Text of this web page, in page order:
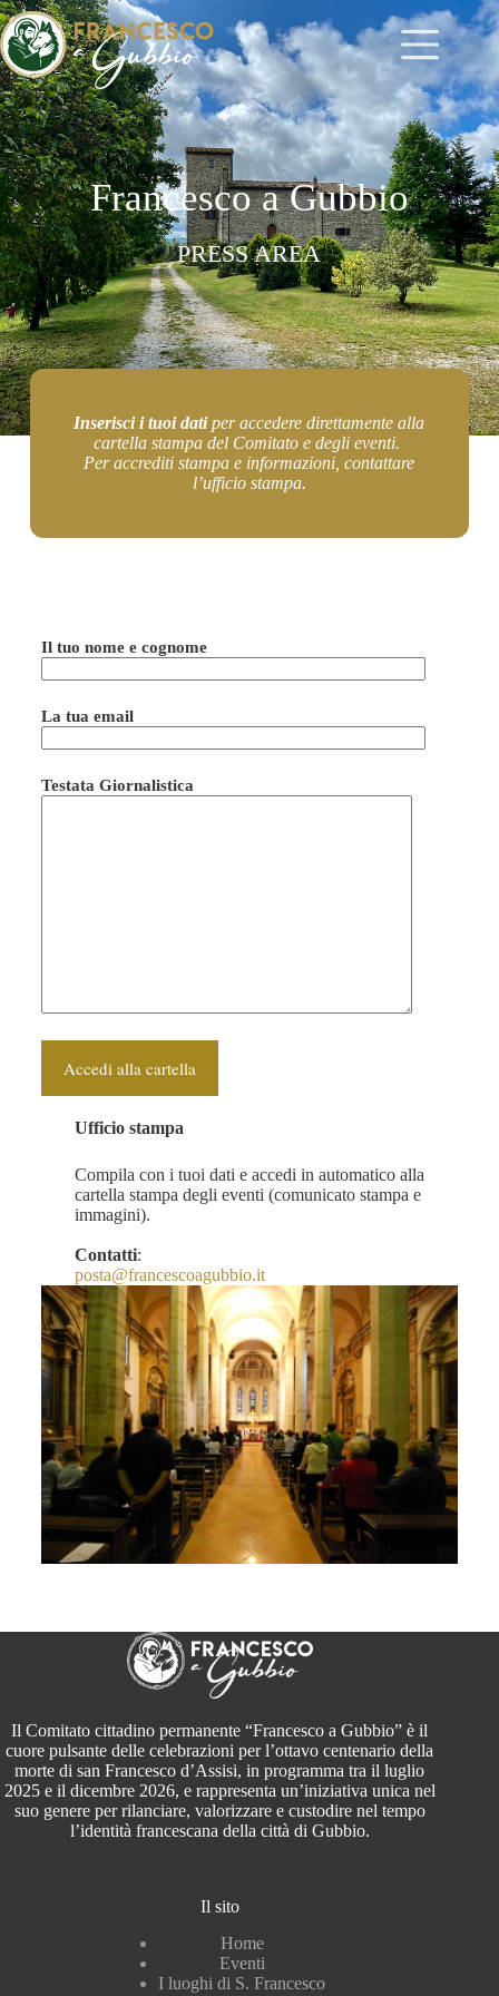
Francesco a Gubbio
PRESS AREA
Inserisci i tuoi datiper accedere direttamente alla
cartella stampa del Comitato e degli eventi.
Per accrediti stampa e informazioni, contattare
l’ufficio stampa.
Il tuo nome e cognome
La tua email
Testata Giornalistica
Ufficio stampa
Compila con i tuoi dati e accedi in automatico alla
cartella stampa degli eventi (comunicato stampa e
immagini).
Contatti:
posta@francescoagubbio.it
Il Comitato cittadino permanente “Francesco a Gubbio” è il
cuore pulsante delle celebrazioni per l’ottavo centenario della
morte di san Francesco d’Assisi, in programma tra il luglio
2025 e il dicembre 2026, e rappresenta un’iniziativa unica nel
suo genere per rilanciare, valorizzare e custodire nel tempo
l’identità francescana della città di Gubbio.
Il sito
Home
Eventi
I luoghi di S. Francesco